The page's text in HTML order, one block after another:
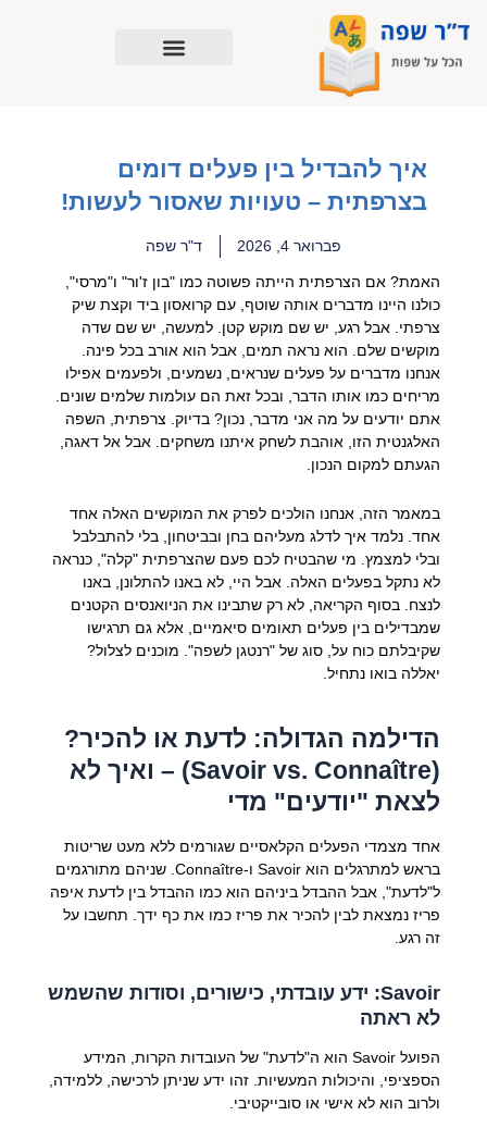
לתוכן
איך להבדיל בין פעלים דומים
בצרפתית – טעויות שאסור לעשות!
פברואר 4, 2026 ד"ר שפה
האמת? אם הצרפתית הייתה פשוטה כמו "בון ז'ור" ו"מרסי",
כולנו היינו מדברים אותה שוטף, עם קרואסון ביד וקצת שיק
צרפתי. אבל רגע, יש שם מוקש קטן. למעשה, יש שם שדה
מוקשים שלם. הוא נראה תמים, אבל הוא אורב בכל פינה.
אנחנו מדברים על פעלים שנראים, נשמעים, ולפעמים אפילו
מריחים כמו אותו הדבר, ובכל זאת הם עולמות שלמים שונים.
אתם יודעים על מה אני מדבר, נכון? בדיוק. צרפתית, השפה
האלגנטית הזו, אוהבת לשחק איתנו משחקים. אבל אל דאגה,
הגעתם למקום הנכון.
במאמר הזה, אנחנו הולכים לפרק את המוקשים האלה אחד
אחד. נלמד איך לדלג מעליהם בחן ובביטחון, בלי להתבלבל
ובלי למצמץ. מי שהבטיח לכם פעם שהצרפתית "קלה", כנראה
לא נתקל בפעלים האלה. אבל היי, לא באנו להתלונן, באנו
לנצח. בסוף הקריאה, לא רק שתבינו את הניואנסים הקטנים
שמבדילים בין פעלים תאומים סיאמיים, אלא גם תרגישו
שקיבלתם כוח על, סוג של "רנטגן לשפה". מוכנים לצלול?
יאללה בואו נתחיל.
הדילמה הגדולה: לדעת או להכיר?
(Savoir vs. Connaître) – ואיך לא
לצאת "יודעים" מדי
אחד מצמדי הפעלים הקלאסיים שגורמים ללא מעט שריטות
בראש למתרגלים הוא Savoir ו-Connaître. שניהם מתורגמים
ל"לדעת", אבל ההבדל ביניהם הוא כמו ההבדל בין לדעת איפה
פריז נמצאת לבין להכיר את פריז כמו את כף ידך. תחשבו על
זה רגע.
Savoir: ידע עובדתי, כישורים, וסודות שהשמש
לא ראתה
הפועל Savoir הוא ה"לדעת" של העובדות הקרות, המידע
הספציפי, והיכולות המעשיות. זהו ידע שניתן לרכישה, ללמידה,
ולרוב הוא לא אישי או סובייקטיבי.